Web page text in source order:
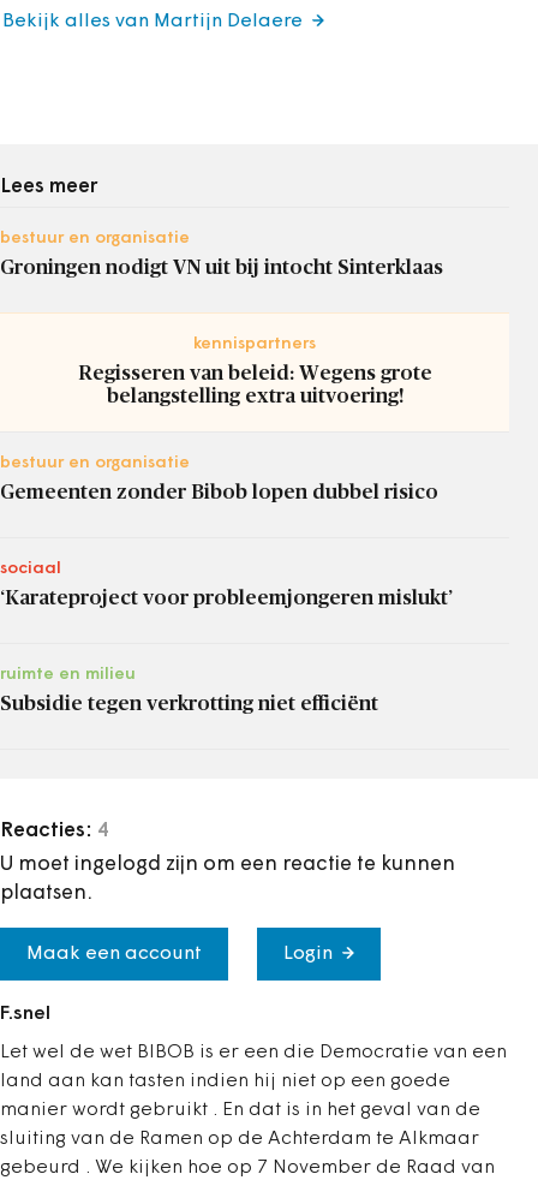
Bekijk alles van Martijn Delaere
Lees meer
bestuur en organisatie
Groningen nodigt VN uit bij intocht Sinterklaas
kennispartners
Regisseren van beleid: Wegens grote
belangstelling extra uitvoering!
bestuur en organisatie
Gemeenten zonder Bibob lopen dubbel risico
sociaal
‘Karateproject voor probleemjongeren mislukt’
ruimte en milieu
Subsidie tegen verkrotting niet efficiënt
Reacties: 4
U moet ingelogd zijn om een reactie te kunnen
plaatsen.
Maak een account Login
F.snel
Let wel de wet BIBOB is er een die Democratie van een
land aan kan tasten indien hij niet op een goede
manier wordt gebruikt . En dat is in het geval van de
sluiting van de Ramen op de Achterdam te Alkmaar
gebeurd . We kijken hoe op 7 November de Raad van